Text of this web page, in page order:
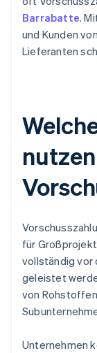
Barrabatte.
und Kunden
Lieferanten
nutzen
für
vollständig vor
geleistet
von
Unternehmen